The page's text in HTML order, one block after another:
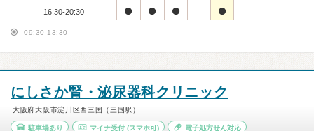
16:30-20:30
09:30-13:30
にしさか腎・泌尿器科クリニック
大阪府大阪市淀川区西三国（三国駅）
駐車場あり マイナ受付(スマホ可) 電子処方せん対応